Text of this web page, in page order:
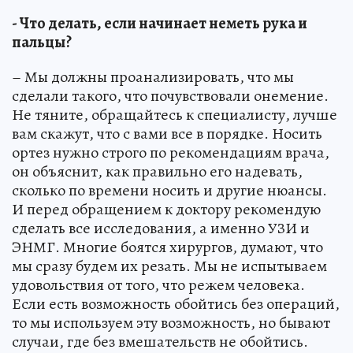
- Что делать, если начинает неметь рука и
пальцы?
– Мы должны проанализировать, что мы
сделали такого, что почувствовали онемение.
Не тяните, обращайтесь к специалисту, лучше
вам скажут, что с вами все в порядке. Носить
ортез нужно строго по рекомендациям врача,
он объяснит, как правильно его надевать,
сколько по времени носить и другие нюансы.
И перед обращением к доктору рекомендую
сделать все исследования, а именно УЗИ и
ЭНМГ. Многие боятся хирургов, думают, что
мы сразу будем их резать. Мы не испытываем
удовольствия от того, что режем человека.
Если есть возможность обойтись без операций,
то мы используем эту возможность, но бывают
случаи, где без вмешательств не обойтись.